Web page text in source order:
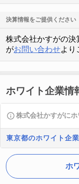
決算情報をご提供ください
株式会社かすがの決
がお問い合わせより
ホワイト企業情
株式会社かすがにホ
東京都のホワイト企
ホ